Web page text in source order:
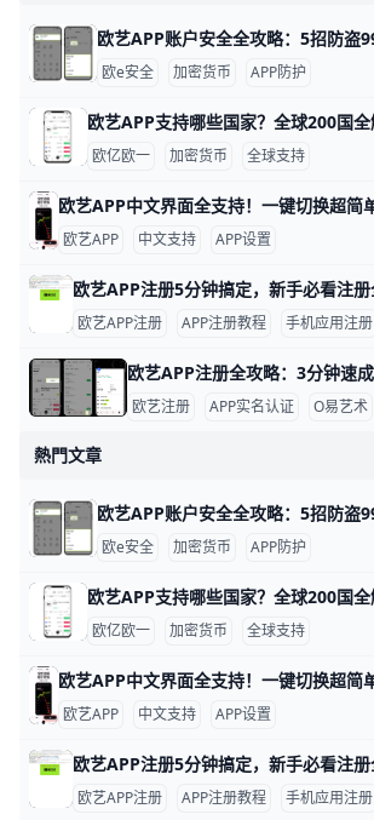
欧e安全 加密货币 APP防护
欧亿欧一 加密货币 全球支持
欧艺APP 中文支持 APP设置
欧艺APP注册 APP注册教程 手机应用注册
欧艺注册 APP实名认证 O易艺术
熱門文章
欧e安全 加密货币 APP防护
欧亿欧一 加密货币 全球支持
欧艺APP 中文支持 APP设置
欧艺APP注册 APP注册教程 手机应用注册